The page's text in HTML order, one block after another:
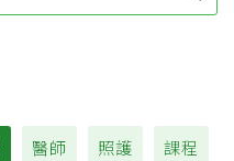
醫師 照護 課程